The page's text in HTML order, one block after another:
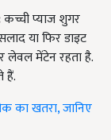
कच्ची प्याज शुगर
या फिर डाइट
लेवल मेंटेन रहता है.
हैं.
का खतरा, जानिए